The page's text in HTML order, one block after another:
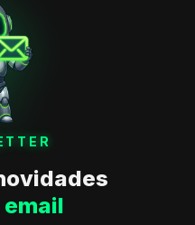
email